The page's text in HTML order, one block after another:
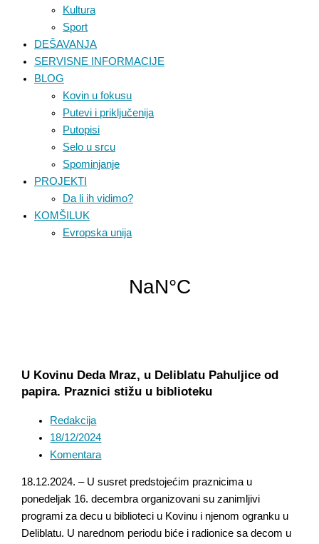
Kultura
Sport
DEŠAVANJA
SERVISNE INFORMACIJE
BLOG
Kovin u fokusu
Putevi i priključenija
Putopisi
Selo u srcu
Spominjanje
PROJEKTI
Da li ih vidimo?
KOMŠILUK
Evropska unija
U Kovinu Deda Mraz, u Deliblatu Pahuljice od
papira. Praznici stižu u biblioteku
Redakcija
18/12/2024
Komentara
18.12.2024. – U susret predstojećim praznicima u
ponedeljak 16. decembra organizovani su zanimljivi
programi za decu u biblioteci u Kovinu i njenom ogranku u
Deliblatu. U narednom periodu biće i radionice sa decom u